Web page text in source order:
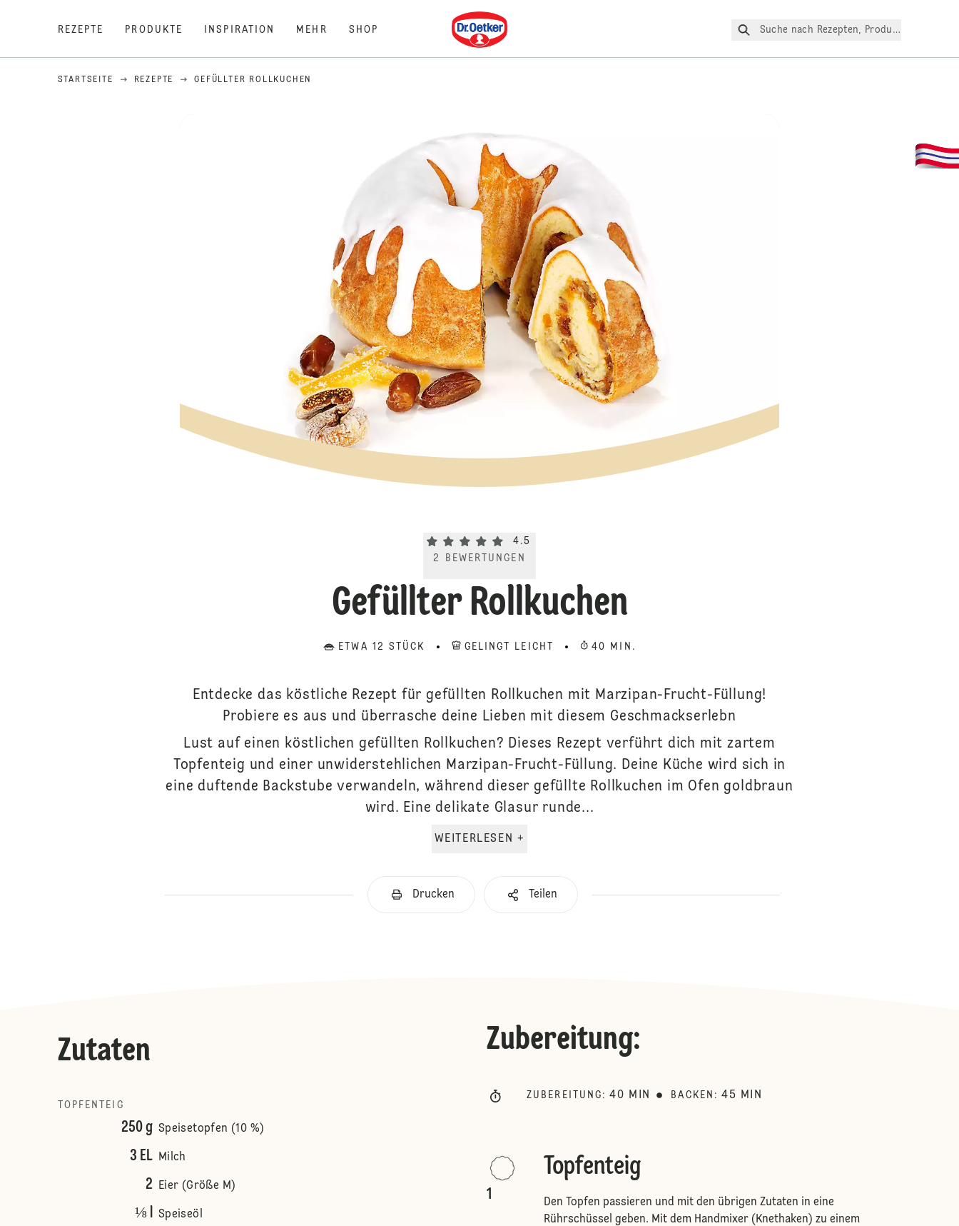
REZEPTE PRODUKTE INSPIRATION MEHR SHOP
Dr. Oetker
Suche nach Rezepten, Produkte, etc.
STARTSEITE REZEPTE GEFÜLLTER ROLLKUCHEN
Current rating 4.5. Click to rate.
4.5
2
BEWERTUNGEN
Gefüllter Rollkuchen
ETWA 12 STÜCK GELINGT LEICHT 40 MIN.
Entdecke das köstliche Rezept für gefüllten Rollkuchen mit Marzipan-Frucht-Füllung!
Probiere es aus und überrasche deine Lieben mit diesem Geschmackserlebn
Lust auf einen köstlichen gefüllten Rollkuchen? Dieses Rezept verführt dich mit zartem
Topfenteig und einer unwiderstehlichen Marzipan-Frucht-Füllung. Deine Küche wird sich in
eine duftende Backstube verwandeln, während dieser gefüllte Rollkuchen im Ofen goldbraun
wird. Eine delikate Glasur runde...
WEITERLESEN +
Drucken Teilen
Zutaten
TOPFENTEIG
250 g Speisetopfen (10 %)
3 EL Milch
2 Eier (Größe M)
⅛ l Speiseöl
Zubereitung:
ZUBEREITUNG : 40 MIN BACKEN : 45 MIN
1
Topfenteig
Den Topfen passieren und mit den übrigen Zutaten in eine
Rührschüssel geben. Mit dem Handmixer (Knethaken) zu einem